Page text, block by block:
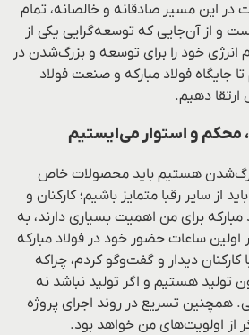
در این مسیر صادقانه و خالصانه، تمام
و از آن‌جایی‌ که توسعه‌گرایی یکی از
انرژی خود را برای توسعه و بزرگ‌شدن در
جایگاه فولاد مبارکه و صنعت فولاد
ارتقا دهیم.
محکم و استوار می‌ایستیم
هستیم باید محصولات خاص
از سایر رقبا متمایز باشیم؛ کارکنان و
برای من اهميت بسیاری دارند، به
ساعات حضور خود در فولاد مبارکه
دیدار و گفت‌وگو کردم، چراکه
تولید هستیم و اگر تولید نباشد نه
همچنین تسریع در روند اجرای پروژه